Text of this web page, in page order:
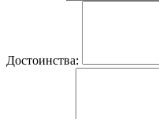
Достоинства: